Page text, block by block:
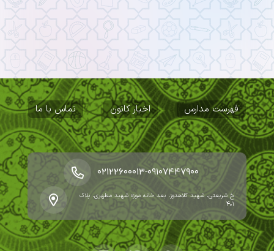
فهرست مدارس اخبار کانون تماس با ما
خ شریعتی، شهید کلاهدوز، بعد خانه موزه شهید مطهری، پلاک
۴۰۱
۰۹۱۰۷۴۴۷۹۰۰-۰۲۱۲۲۶۰۰۰۱۳